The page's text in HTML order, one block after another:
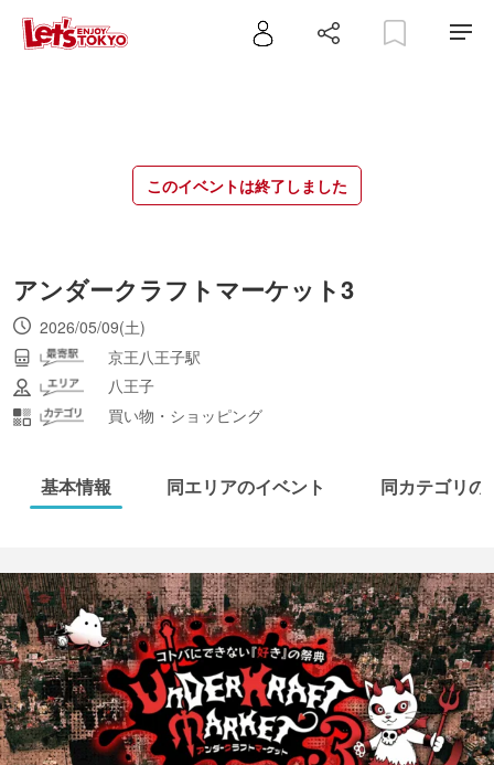
このイベントは終了しました
アンダークラフトマーケット3
2026/05/09(土)
京王八王子駅
八王子
買い物・ショッピング
基本情報 同エリアのイベント 同カテゴリの